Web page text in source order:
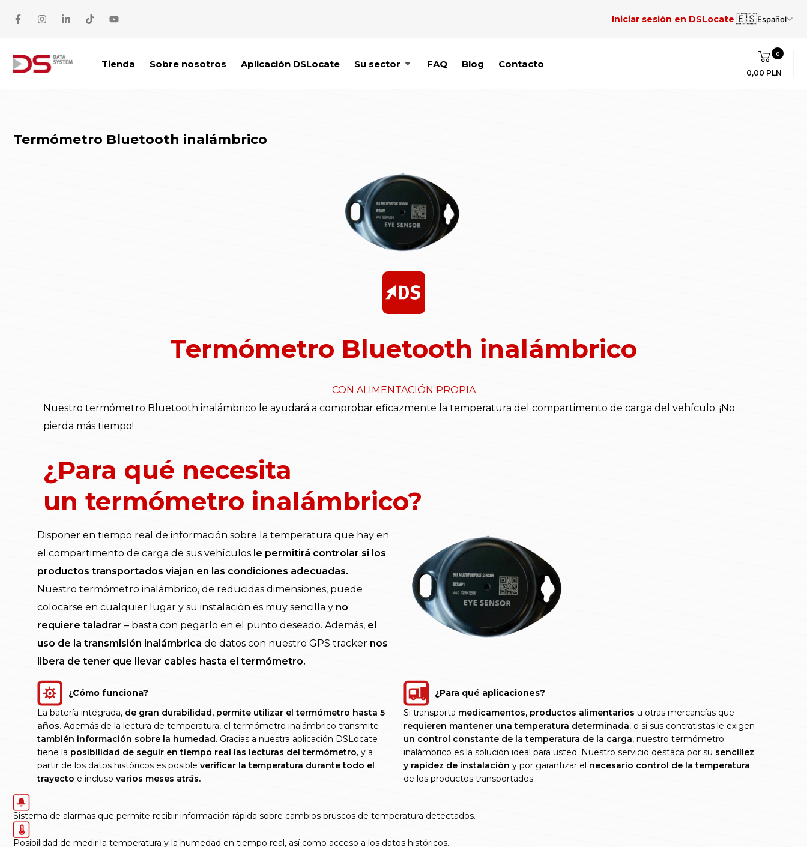
Iniciar sesión en DSLocate🇪🇸Español
Tienda Sobre nosotros Aplicación DSLocate Su sector FAQ Blog Contacto
0
0,00 PLN
Termómetro Bluetooth inalámbrico
Termómetro Bluetooth inalámbrico
CON ALIMENTACIÓN PROPIA
Nuestro termómetro Bluetooth inalámbrico le ayudará a comprobar eficazmente la temperatura del compartimento de carga del vehículo. ¡No
pierda más tiempo!
¿Para qué necesita
un termómetro inalámbrico?
Disponer en tiempo real de información sobre la temperatura que hay en
el compartimento de carga de sus vehículos le permitirá controlar si los
productos transportados viajan en las condiciones adecuadas.
Nuestro termómetro inalámbrico, de reducidas dimensiones, puede
colocarse en cualquier lugar y su instalación es muy sencilla y no
requiere taladrar – basta con pegarlo en el punto deseado. Además, el
uso de la transmisión inalámbrica de datos con nuestro GPS tracker nos
libera de tener que llevar cables hasta el termómetro.
¿Cómo funciona?
La batería integrada, de gran durabilidad, permite utilizar el termómetro hasta 5
años. Además de la lectura de temperatura, el termómetro inalámbrico transmite
también información sobre la humedad. Gracias a nuestra aplicación DSLocate
tiene la posibilidad de seguir en tiempo real las lecturas del termómetro, y a
partir de los datos históricos es posible verificar la temperatura durante todo el
trayecto e incluso varios meses atrás.
¿Para qué aplicaciones?
Si transporta medicamentos, productos alimentarios u otras mercancías que
requieren mantener una temperatura determinada, o si sus contratistas le exigen
un control constante de la temperatura de la carga, nuestro termómetro
inalámbrico es la solución ideal para usted. Nuestro servicio destaca por su sencillez
y rapidez de instalación y por garantizar el necesario control de la temperatura
de los productos transportados
Sistema de alarmas que permite recibir información rápida sobre cambios bruscos de temperatura detectados.
Posibilidad de medir la temperatura y la humedad en tiempo real, así como acceso a los datos históricos.